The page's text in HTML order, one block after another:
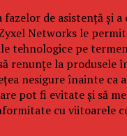
de asistență și a
Networks le
tehnologice pe
renunțe la produsele
nesigure înainte ca
pot fi evitate și să
cu viitoarele